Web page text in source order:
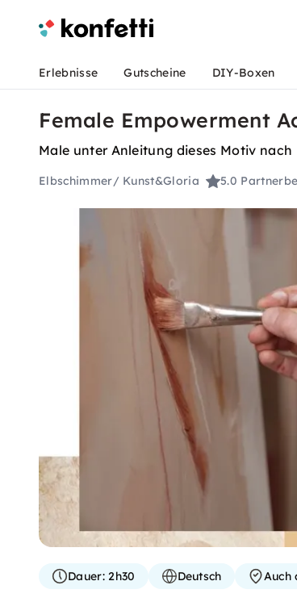
Erlebnisse Gutscheine DIY-Boxen
Female Empowerment
Male unter Anleitung dieses Motiv nach
Elbschimmer/ Kunst&Gloria 5.0
Dauer:2h30 Deutsch Auch